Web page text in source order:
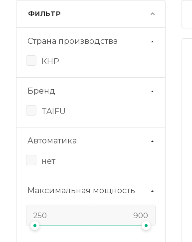
ФИЛЬТР
Страна производства
КНР
Бренд
TAIFU
Автоматика
нет
Максимальная мощность